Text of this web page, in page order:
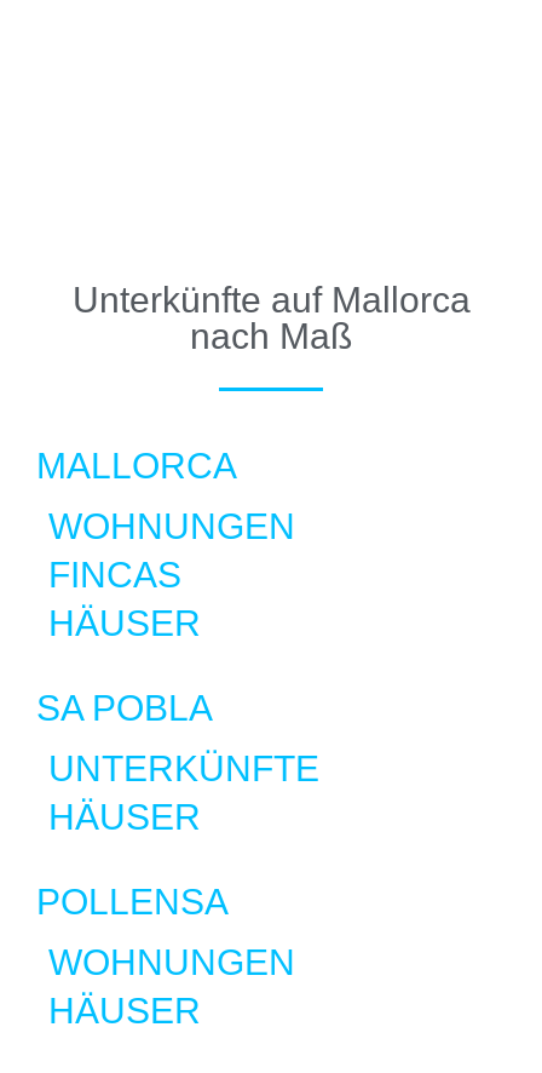
Unterkünfte auf Mallorca
nach Maß
MALLORCA
WOHNUNGEN
FINCAS
HÄUSER
SA POBLA
UNTERKÜNFTE
HÄUSER
POLLENSA
WOHNUNGEN
HÄUSER